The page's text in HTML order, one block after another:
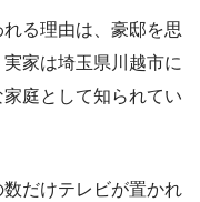
る理由は、豪邸を思
家は埼玉県川越市に
庭として知られてい
だけテレビが置かれ